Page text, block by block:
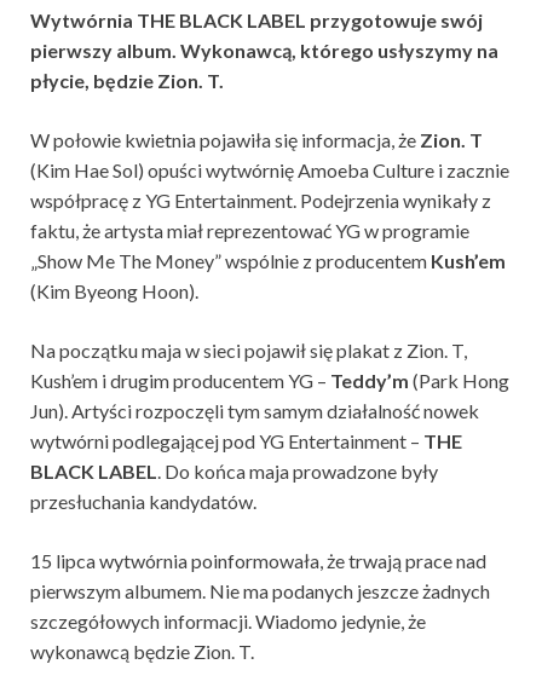
Wytwórnia THE BLACK LABEL przygotowuje swój
pierwszy album. Wykonawcą, którego usłyszymy na
płycie, będzie Zion. T.
W połowie kwietnia pojawiła się informacja, że Zion. T
(Kim Hae Sol) opuści wytwórnię Amoeba Culture i zacznie
współpracę z YG Entertainment. Podejrzenia wynikały z
faktu, że artysta miał reprezentować YG w programie
„Show Me The Money” wspólnie z producentem Kush’em
(Kim Byeong Hoon).
Na początku maja w sieci pojawił się plakat z Zion. T,
Kush’em i drugim producentem YG – Teddy’m (Park Hong
Jun). Artyści rozpoczęli tym samym działalność nowek
wytwórni podlegającej pod YG Entertainment – THE
BLACK LABEL. Do końca maja prowadzone były
przesłuchania kandydatów.
15 lipca wytwórnia poinformowała, że trwają prace nad
pierwszym albumem. Nie ma podanych jeszcze żadnych
szczegółowych informacji. Wiadomo jedynie, że
wykonawcą będzie Zion. T.